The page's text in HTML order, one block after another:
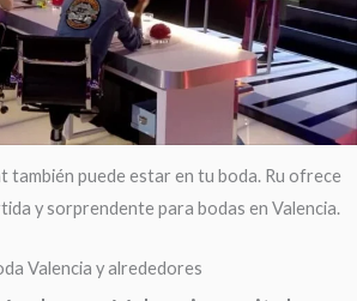
también puede estar en tu boda. Ru ofrece
y sorprendente para bodas en Valencia.
Valencia y alrededores